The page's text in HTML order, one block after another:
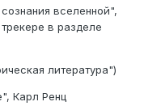
вселенной",
в разделе
литература")
Карл Ренц